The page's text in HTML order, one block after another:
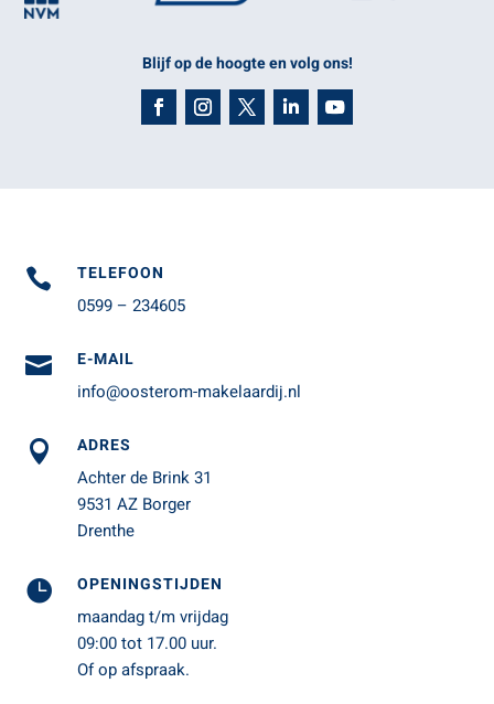
Blijf op de hoogte en volg ons!
 TELEFOON
0599 – 234605
 E-MAIL
info@oosterom-makelaardij.nl
 ADRES
Achter de Brink 31
9531 AZ Borger
Drenthe
 OPENINGSTIJDEN
maandag t/m vrijdag
09:00 tot 17.00 uur.
Of op afspraak.